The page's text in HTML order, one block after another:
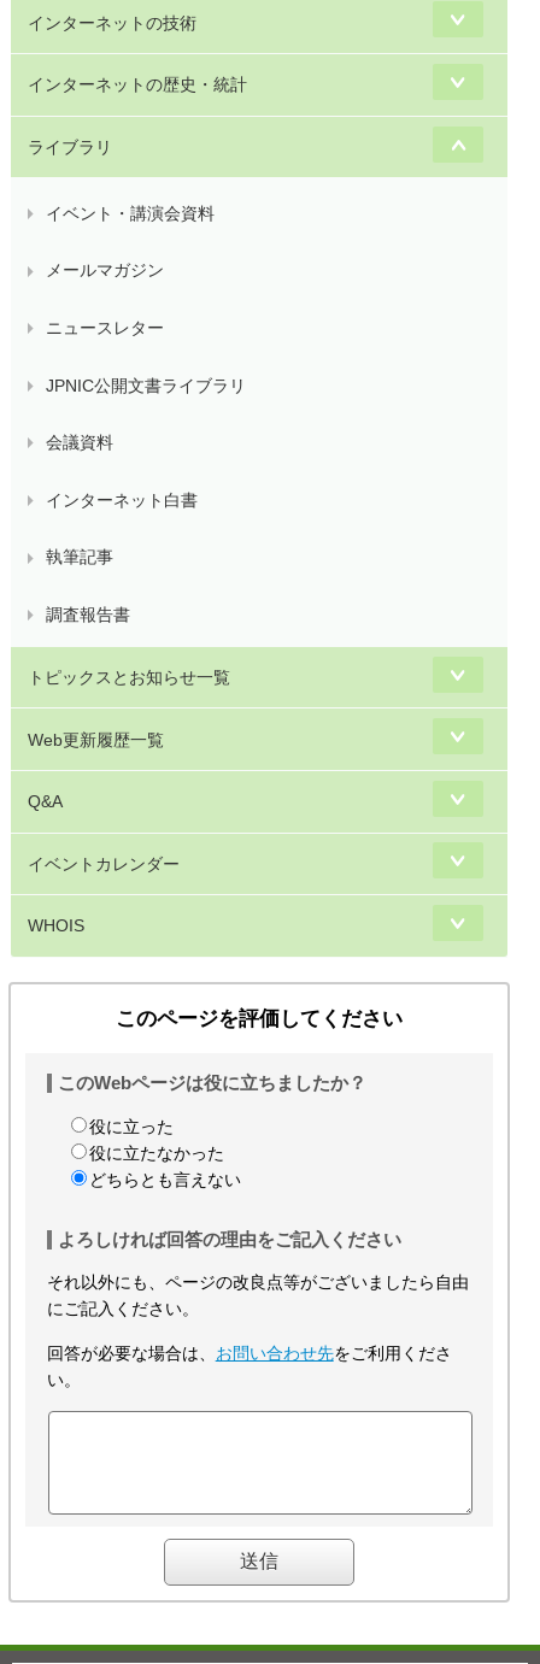
インターネットの技術
インターネットの歴史・統計
ライブラリ
イベント・講演会資料
メールマガジン
ニュースレター
JPNIC公開文書ライブラリ
会議資料
インターネット白書
執筆記事
調査報告書
トピックスとお知らせ一覧
Web更新履歴一覧
Q&A
イベントカレンダー
WHOIS
このページを評価してください
このWebページは役に立ちましたか？
役に立った
役に立たなかった
どちらとも言えない
よろしければ回答の理由をご記入ください
それ以外にも、ページの改良点等がございましたら自由
にご記入ください。
回答が必要な場合は、 お問い合わせ先をご利用くださ
い。